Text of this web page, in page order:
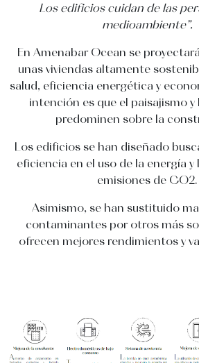
Los edificios cuidan de las
medioambiente”.
En Amenabar Ocean se
unas viviendas altamente
salud, eficiencia energética y
intención es que el paisajismo y
predominen sobre la
Los edificios se han diseñado
eficiencia en el uso de la energía
emisiones de CO2.
Asimismo, se han sustituido
contaminantes por otros más
ofrecen mejores rendimientos y